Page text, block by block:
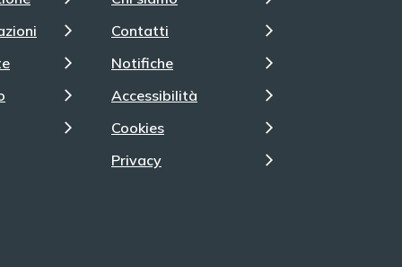
Contatti
Notifiche
Accessibilità
Cookies
Privacy